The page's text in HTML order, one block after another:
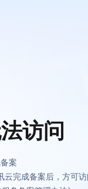
访问
案
云完成备案后，方可